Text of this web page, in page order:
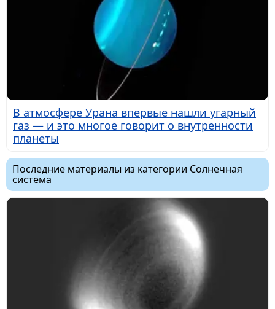
В атмосфере Урана впервые нашли угарный
газ — и это многое говорит о внутренности
планеты
Последние материалы из категории Солнечная
система